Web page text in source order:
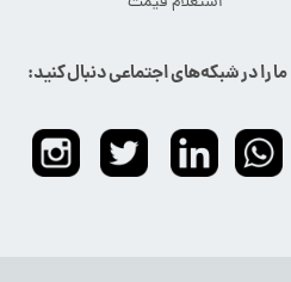
ما را در شبکه‌های اجتماعی دنبال کنید: